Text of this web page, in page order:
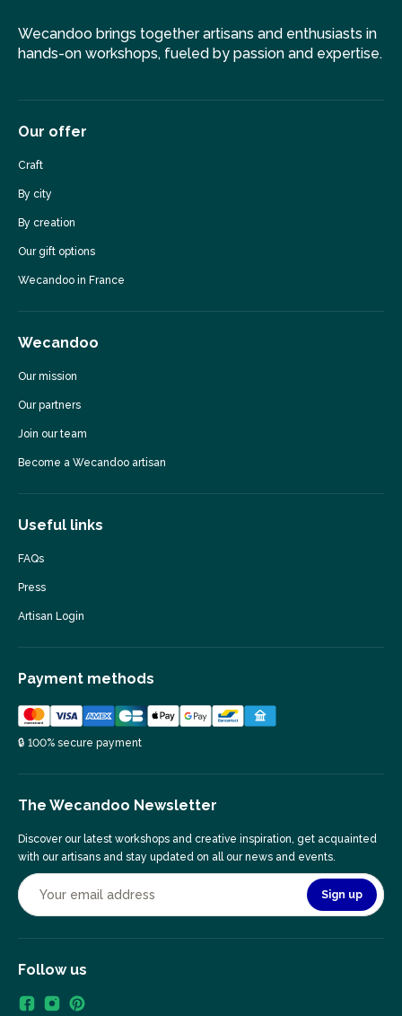
Wecandoo brings together artisans and enthusiasts in
hands-on workshops, fueled by passion and expertise.
Our offer
Craft
By city
By creation
Our gift options
Wecandoo in France
Wecandoo
Our mission
Our partners
Join our team
Become a Wecandoo artisan
Useful links
FAQs
Press
Artisan Login
Payment methods
🔒 100% secure payment
The Wecandoo Newsletter
Discover our latest workshops and creative inspiration, get acquainted
with our artisans and stay updated on all our news and events.
Sign up
Follow us